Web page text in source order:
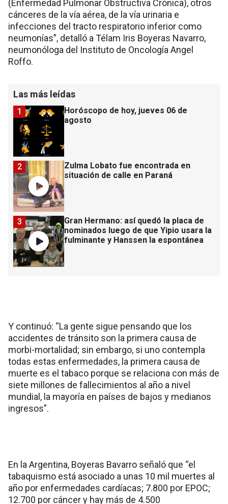
(Enfermedad Pulmonar Obstructiva Crónica), otros
cánceres de la vía aérea, de la vía urinaria e
infecciones del tracto respiratorio inferior como
neumonías”, detalló a Télam Iris Boyeras Navarro,
neumonóloga del Instituto de Oncología Angel
Roffo.
Las más leídas
Horóscopo de hoy, jueves 06 de
agosto
1
Zulma Lobato fue encontrada en
situación de calle en Paraná
2
Gran Hermano: así quedó la placa de
nominados luego de que Yipio usara la
fulminante y Hanssen la espontánea
3
Y continuó: “La gente sigue pensando que los
accidentes de tránsito son la primera causa de
morbi-mortalidad; sin embargo, si uno contempla
todas estas enfermedades, la primera causa de
muerte es el tabaco porque se relaciona con más de
siete millones de fallecimientos al año a nivel
mundial, la mayoría en países de bajos y medianos
ingresos”.
En la Argentina, Boyeras Bavarro señaló que “el
tabaquismo está asociado a unas 10 mil muertes al
año por enfermedades cardíacas; 7.800 por EPOC;
12.700 por cáncer y hay más de 4.500